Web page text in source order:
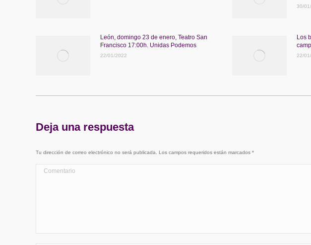
30/
León, domingo 23 de enero, Teatro San
Francisco 17:00h. Unidas Podemos
22/01/2022
Los
22/
Deja una respuesta
Tu dirección de correo electrónico no será publicada. Los campos requeridos están marcados *
Comentario